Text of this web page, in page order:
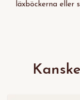
läxböckerna eller